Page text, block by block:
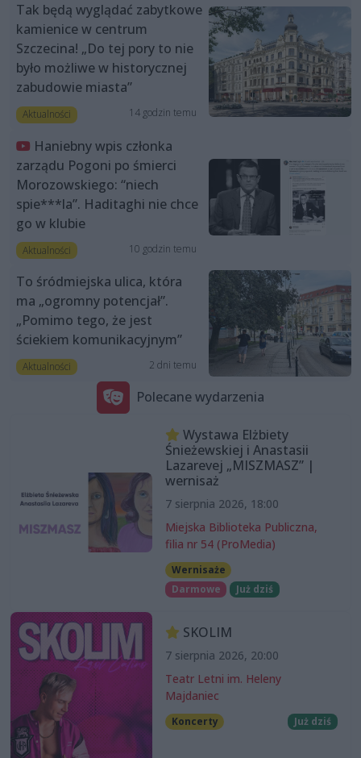
Tak będą wyglądać zabytkowe
kamienice w centrum
Szczecina! „Do tej pory to nie
było możliwe w historycznej
zabudowie miasta”
Aktualności 14 godzin temu
Haniebny wpis członka
zarządu Pogoni po śmierci
Morozowskiego: “niech
spie***la”. Haditaghi nie chce
go w klubie
Aktualności 10 godzin temu
To śródmiejska ulica, która
ma „ogromny potencjał”.
„Pomimo tego, że jest
ściekiem komunikacyjnym”
Aktualności 2 dni temu
Polecane wydarzenia
Wystawa Elżbiety
Śnieżewskiej i Anastasii
Lazarevej „MISZMASZ” |
wernisaż
7 sierpnia 2026, 18:00
Miejska Biblioteka Publiczna,
filia nr 54 (ProMedia)
Wernisaże
Darmowe
Już dziś
SKOLIM
7 sierpnia 2026, 20:00
Teatr Letni im. Heleny
Majdaniec
Koncerty Już dziś